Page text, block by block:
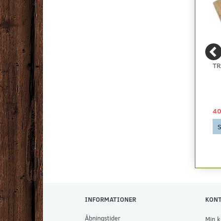
TÆPPETAPE 10 CM.
129,00 DKK
Se produktet
INFORMATIONER
Åbningstider Min